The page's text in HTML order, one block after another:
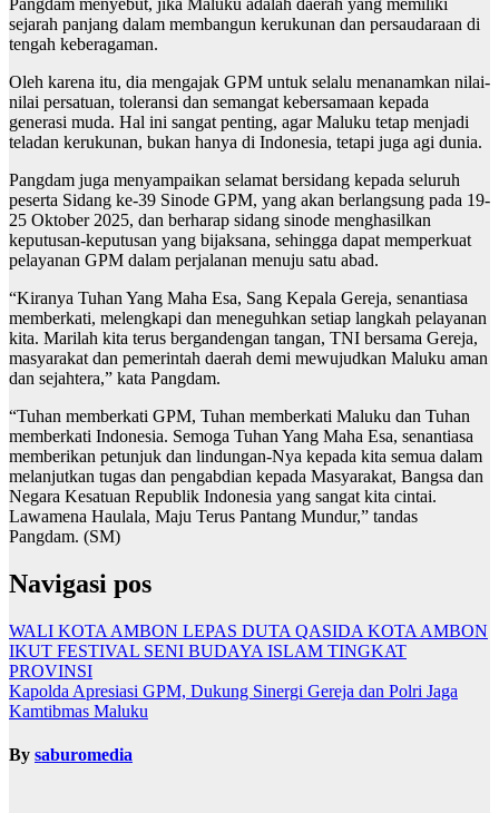
Pangdam menyebut, jika Maluku adalah daerah yang memiliki
sejarah panjang dalam membangun kerukunan dan persaudaraan di
tengah keberagaman.
Oleh karena itu, dia mengajak GPM untuk selalu menanamkan nilai-
nilai persatuan, toleransi dan semangat kebersamaan kepada
generasi muda. Hal ini sangat penting, agar Maluku tetap menjadi
teladan kerukunan, bukan hanya di Indonesia, tetapi juga agi dunia.
Pangdam juga menyampaikan selamat bersidang kepada seluruh
peserta Sidang ke-39 Sinode GPM, yang akan berlangsung pada 19-
25 Oktober 2025, dan berharap sidang sinode menghasilkan
keputusan-keputusan yang bijaksana, sehingga dapat memperkuat
pelayanan GPM dalam perjalanan menuju satu abad.
“Kiranya Tuhan Yang Maha Esa, Sang Kepala Gereja, senantiasa
memberkati, melengkapi dan meneguhkan setiap langkah pelayanan
kita. Marilah kita terus bergandengan tangan, TNI bersama Gereja,
masyarakat dan pemerintah daerah demi mewujudkan Maluku aman
dan sejahtera,” kata Pangdam.
“Tuhan memberkati GPM, Tuhan memberkati Maluku dan Tuhan
memberkati Indonesia. Semoga Tuhan Yang Maha Esa, senantiasa
memberikan petunjuk dan lindungan-Nya kepada kita semua dalam
melanjutkan tugas dan pengabdian kepada Masyarakat, Bangsa dan
Negara Kesatuan Republik Indonesia yang sangat kita cintai.
Lawamena Haulala, Maju Terus Pantang Mundur,” tandas
Pangdam. (SM)
Navigasi pos
WALI KOTA AMBON LEPAS DUTA QASIDA KOTA AMBON
IKUT FESTIVAL SENI BUDAYA ISLAM TINGKAT
PROVINSI
Kapolda Apresiasi GPM, Dukung Sinergi Gereja dan Polri Jaga
Kamtibmas Maluku
By saburomedia